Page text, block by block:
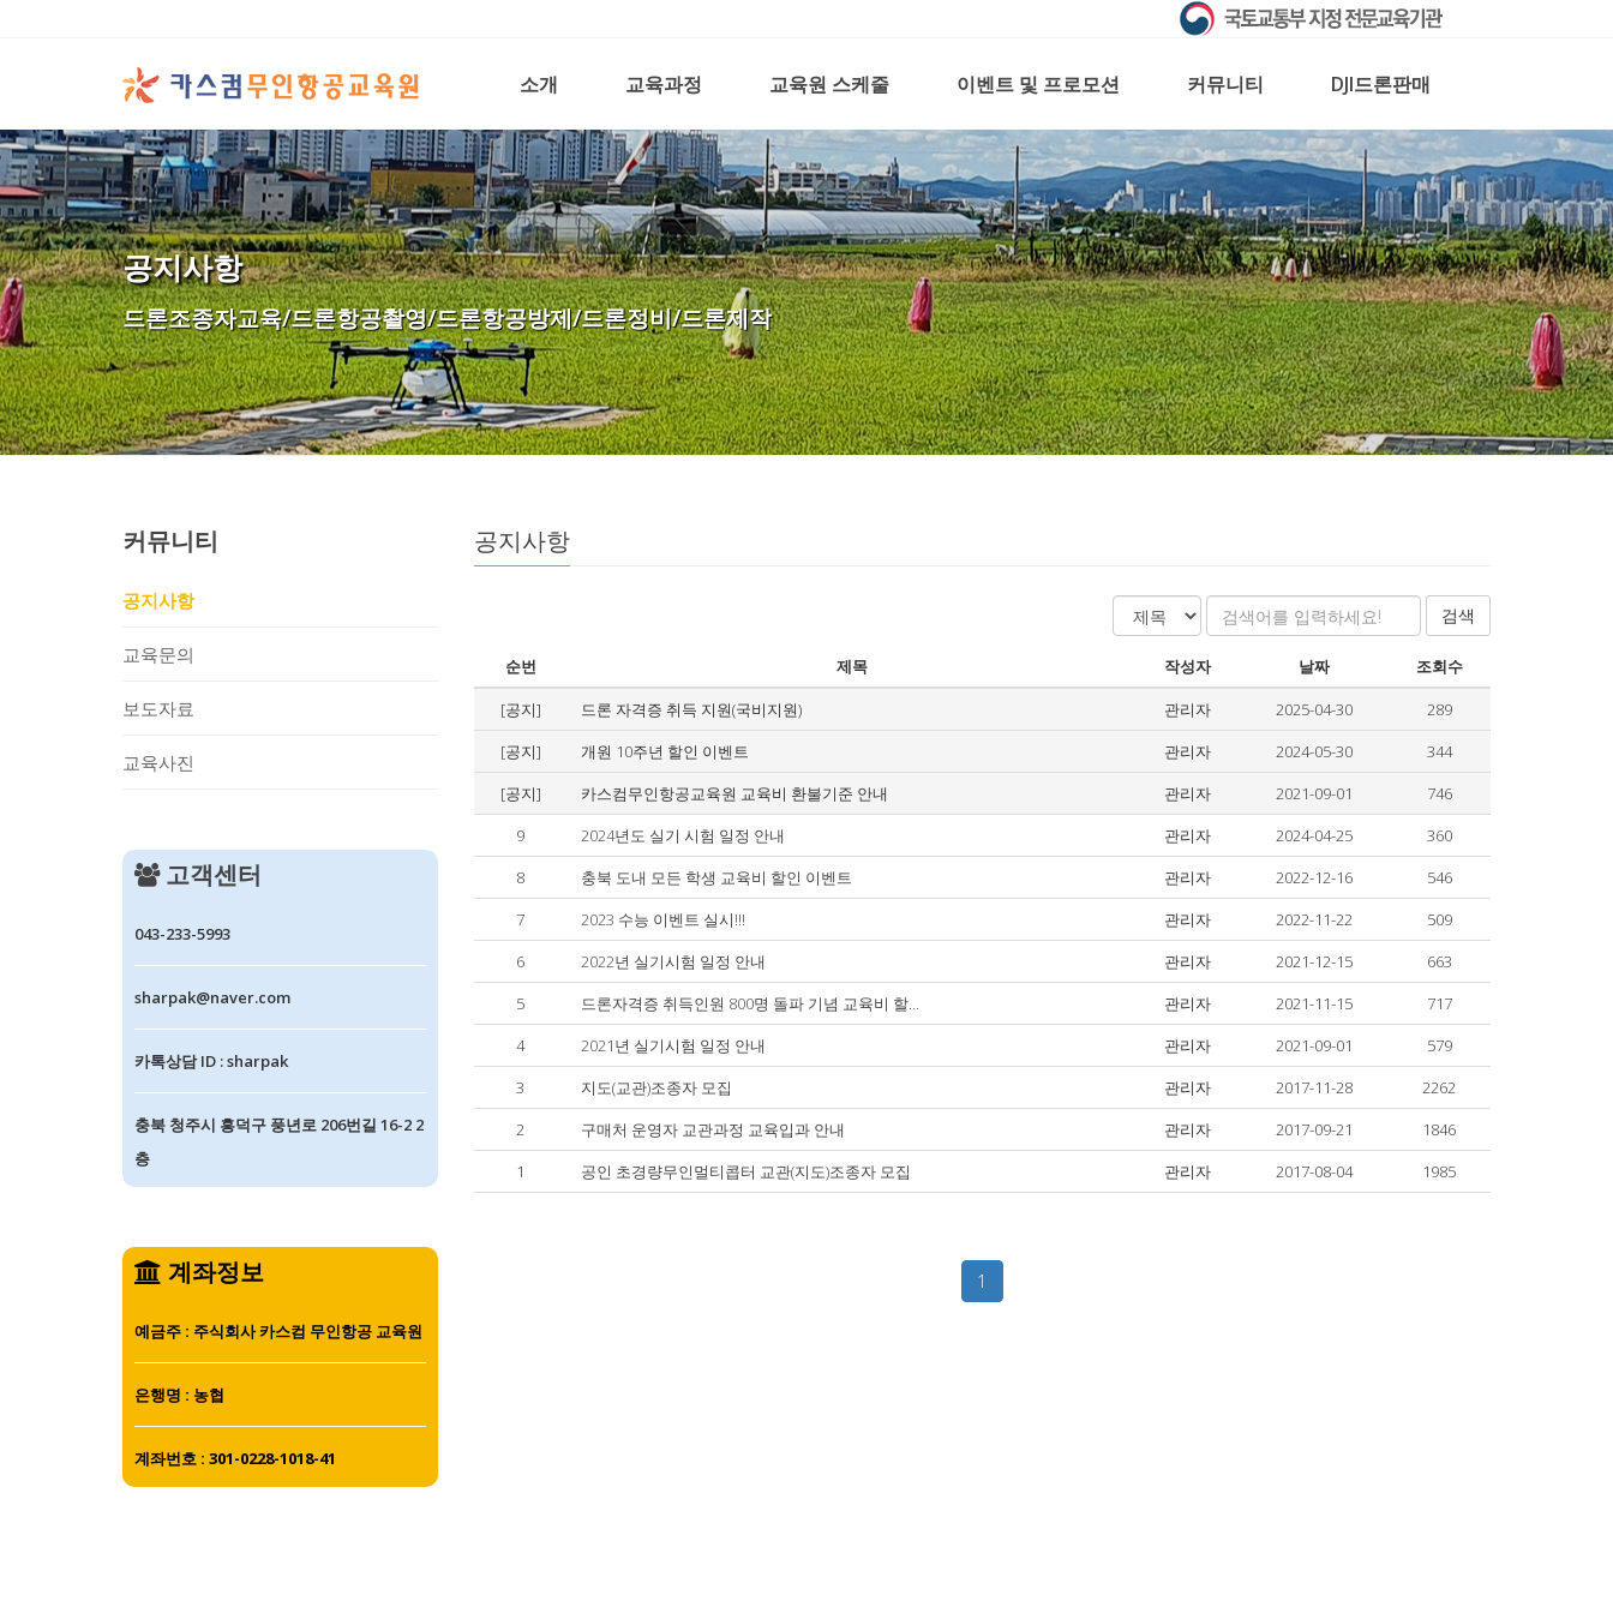
소개 교육과정 교육원 스케줄 이벤트 및 프로모션 커뮤니티 DJI드론판매
공지사항
드론조종자교육/드론항공촬영/드론항공방제/드론정비/드론제작
커뮤니티
공지사항
교육문의
보도자료
교육사진
고객센터
043-233-5993
sharpak@naver.com
카톡상담 ID : sharpak
충북 청주시 흥덕구 풍년로 206번길 16-2 2
층
계좌정보
예금주 : 주식회사 카스컴 무인항공 교육원
은행명 : 농협
계좌번호 : 301-0228-1018-41
공지사항
검색
순번 제목 작성자 날짜
조회수
[공지]
드론 자격증 취득 지원(국비지원) 관리자 2025-04-30
289
[공지]
개원 10주년 할인 이벤트 관리자 2024-05-30
344
[공지]
카스컴무인항공교육원 교육비 환불기준 안내 관리자 2021-09-01
746
9
2024년도 실기 시험 일정 안내 관리자 2024-04-25
360
8
충북 도내 모든 학생 교육비 할인 이벤트 관리자 2022-12-16
546
7
2023 수능 이벤트 실시!!! 관리자 2022-11-22
509
6
2022년 실기시험 일정 안내 관리자 2021-12-15
663
5
드론자격증 취득인원 800명 돌파 기념 교육비 할... 관리자 2021-11-15
717
4
2021년 실기시험 일정 안내 관리자 2021-09-01
579
3
지도(교관)조종자 모집 관리자 2017-11-28
2262
2
구매처 운영자 교관과정 교육입과 안내 관리자 2017-09-21
1846
1
공인 초경량무인멀티콥터 교관(지도)조종자 모집 관리자 2017-08-04 1985
1